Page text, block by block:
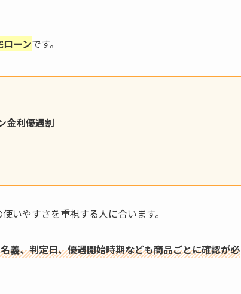
ーンです。
金利優遇割
いやすさを重視する人に合います。
義、判定日、優遇開始時期なども商品ごとに確認が必